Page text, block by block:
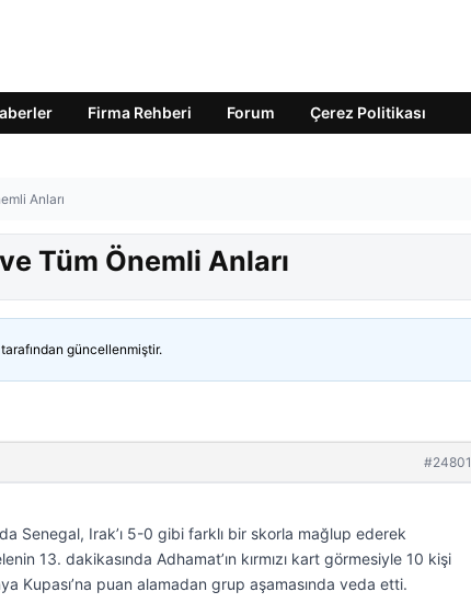
Firma Rehberi Forum Çerez Politikası
Anları
Tüm Önemli Anları
tarafından güncellenmiştir.
#24801
Senegal, Irak’ı 5-0 gibi farklı bir skorla mağlup ederek
13. dakikasında Adhamat’ın kırmızı kart görmesiyle 10 kişi
Kupası’na puan alamadan grup aşamasında veda etti.